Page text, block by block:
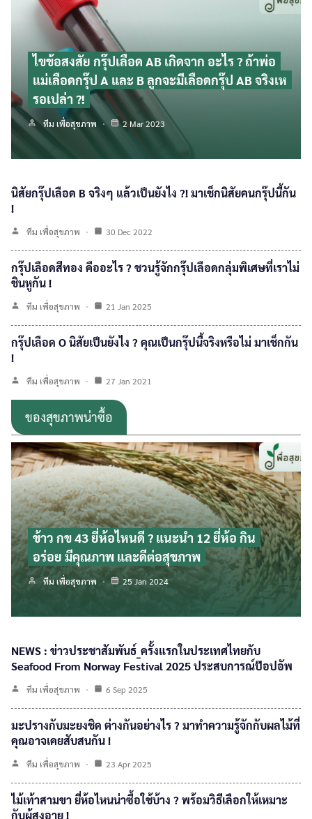
ไขข้อสงสัย กรุ๊ปเลือด AB เกิดจาก อะไร ? ถ้าพ่อ
แม่เลือดกรุ๊ป A และ B ลูกจะมีเลือดกรุ๊ป AB จริงเห
รอเปล่า ?!
ทีม เพื่อสุขภาพ 2 Mar 2023
นิสัยกรุ๊ปเลือด B จริงๆ แล้วเป็นยังไง ?! มาเช็กนิสัยคนกรุ๊ปนี้กัน
!
ทีม เพื่อสุขภาพ 30 Dec 2022
กรุ๊ปเลือดสีทอง คืออะไร ? ชวนรู้จักกรุ๊ปเลือดกลุ่มพิเศษที่เราไม่
ชินหูกัน !
ทีม เพื่อสุขภาพ 21 Jan 2025
กรุ๊ปเลือด O นิสัยเป็นยังไง ? คุณเป็นกรุ๊ปนี้จริงหรือไม่ มาเช็กกัน
!
ทีม เพื่อสุขภาพ 27 Jan 2021
ของสุขภาพน่าซื้อ
ข้าว กข 43 ยี่ห้อไหนดี ? แนะนำ 12 ยี่ห้อ กิน
อร่อย มีคุณภาพ และดีต่อสุขภาพ
ทีม เพื่อสุขภาพ 25 Jan 2024
NEWS : ข่าวประชาสัมพันธ์_ครั้งแรกในประเทศไทยกับ
Seafood From Norway Festival 2025 ประสบการณ์ป๊อปอัพ
ทีม เพื่อสุขภาพ 6 Sep 2025
มะปรางกับมะยงชิด ต่างกันอย่างไร ? มาทำความรู้จักกับผลไม้ที่
คุณอาจเคยสับสนกัน !
ทีม เพื่อสุขภาพ 23 Apr 2025
ไม้เท้าสามขา ยี่ห้อไหนน่าซื้อใช้บ้าง ? พร้อมวิธีเลือกให้เหมาะ
กับผู้สูงอายุ !